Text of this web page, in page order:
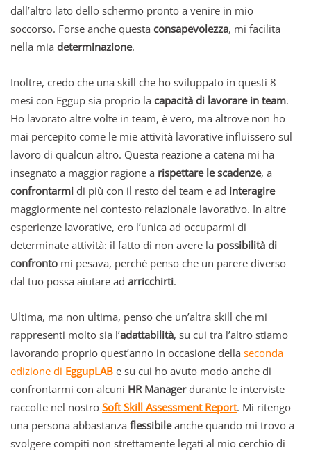
dall’altro lato dello schermo pronto a venire in mio
soccorso. Forse anche questa consapevolezza, mi facilita
nella mia determinazione.
Inoltre, credo che una skill che ho sviluppato in questi 8
mesi con Eggup sia proprio la capacità di lavorare in team.
Ho lavorato altre volte in team, è vero, ma altrove non ho
mai percepito come le mie attività lavorative influissero sul
lavoro di qualcun altro. Questa reazione a catena mi ha
insegnato a maggior ragione a rispettare le scadenze, a
confrontarmi di più con il resto del team e ad interagire
maggiormente nel contesto relazionale lavorativo. In altre
esperienze lavorative, ero l’unica ad occuparmi di
determinate attività: il fatto di non avere la possibilità di
confronto mi pesava, perché penso che un parere diverso
dal tuo possa aiutare ad arricchirti.
Ultima, ma non ultima, penso che un’altra skill che mi
rappresenti molto sia l’adattabilità, su cui tra l’altro stiamo
lavorando proprio quest’anno in occasione della seconda
edizione di EggupLAB e su cui ho avuto modo anche di
confrontarmi con alcuni HR Manager durante le interviste
raccolte nel nostro Soft Skill Assessment Report. Mi ritengo
una persona abbastanza flessibileanche quando mi trovo a
svolgere compiti non strettamente legati al mio cerchio di